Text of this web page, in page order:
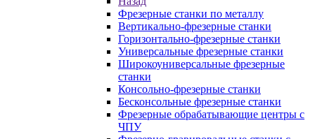
Фрезерные станки по металлу
Вертикально-фрезерные станки
Горизонтально-фрезерные станки
Универсальные фрезерные станки
Широкоуниверсальные фрезерные
станки
Консольно-фрезерные станки
Бесконсольные фрезерные станки
Фрезерные обрабатывающие центры с
ЧПУ